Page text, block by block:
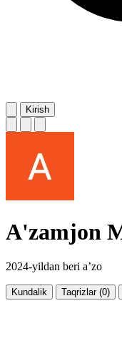
Kirish
A'zamjon
2024-yildan beri a’zo
Kundalik Taqrizlar (0)